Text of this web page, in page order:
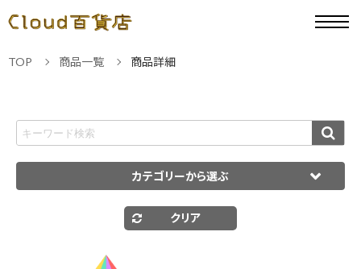
TOP 商品一覧 商品詳細
カテゴリーから選ぶ
クリア